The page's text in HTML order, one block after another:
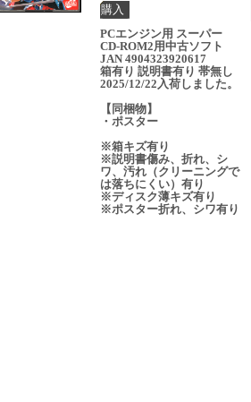
PCエンジン用 スーパー
CD-ROM2用中古ソフト
JAN 4904323920617
箱有り 説明書有り 帯無し
2025/12/22入荷しました。
【同梱物】
・ポスター
※箱キズ有り
※説明書傷み、折れ、シ
ワ、汚れ（クリーニングで
は落ちにくい）有り
※ディスク薄キズ有り
※ポスター折れ、シワ有り